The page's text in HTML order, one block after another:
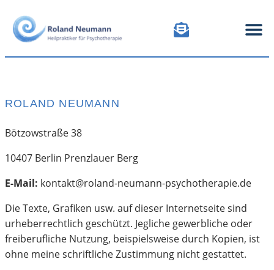
ROLAND NEUMANN
Bötzowstraße 38
10407 Berlin Prenzlauer Berg
E-Mail: kontakt@roland-neumann-psychotherapie.de
Die Texte, Grafiken usw. auf dieser Internetseite sind
urheberrechtlich geschützt. Jegliche gewerbliche oder
freiberufliche Nutzung, beispielsweise durch Kopien, ist
ohne meine schriftliche Zustimmung nicht gestattet.